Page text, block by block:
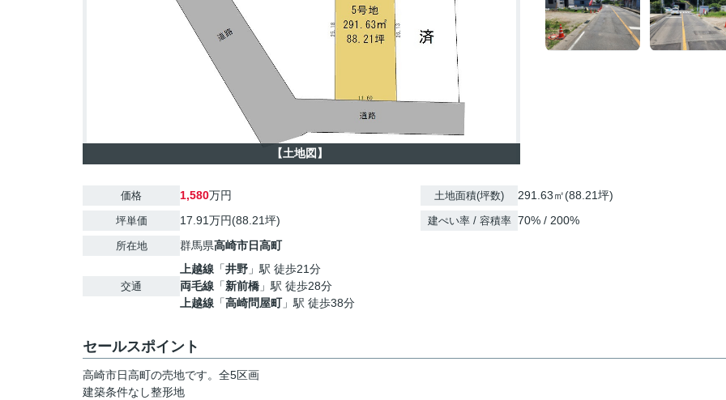
【土地図】
価格 1,580万円
坪単価 17.91万円(88.21坪)
所在地 群馬県高崎市日高町
交通
上越線 「井野 」駅 徒歩21分
両毛線 「新前橋 」駅 徒歩28分
上越線 「高崎問屋町」駅 徒歩38分
土地面積(坪数) 291.63㎡(88.21坪)
建ぺい率 / 容積率 70% / 200%
セールスポイント
高崎市日高町の売地です。全5区画
建築条件なし整形地